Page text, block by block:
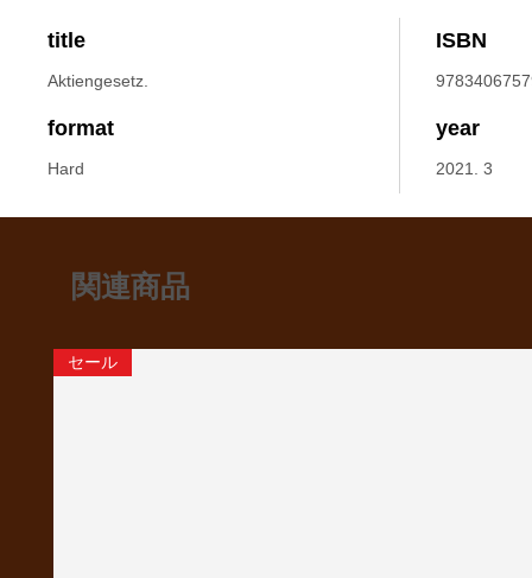
title
Aktiengesetz.
ISBN
format
Hard
year
2021. 3
関連商品
セール